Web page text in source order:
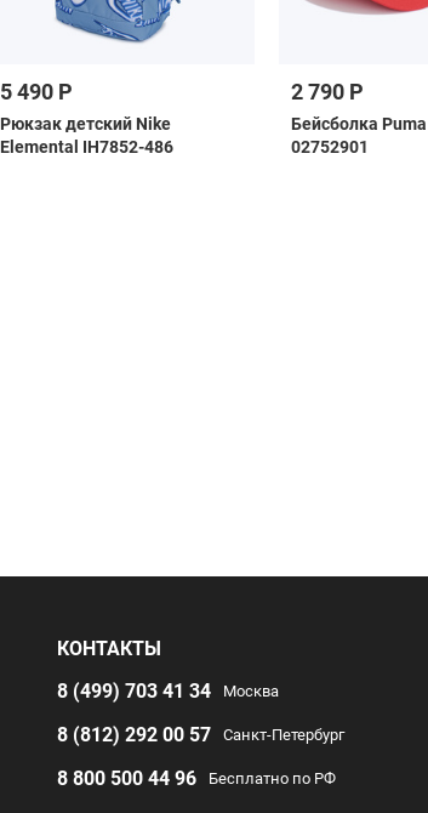
5 490 Р
Рюкзак детский Nike
Elemental IH7852-486
2 790 Р
Бейсболка
02752901
КОНТАКТЫ
8 (499) 703 41 34
Москва
8 (812) 292 00 57 Санкт-Петербург
8 800 500 44 96 Бесплатно по РФ